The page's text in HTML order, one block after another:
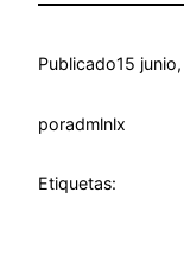
Publicado15
poradmlnlx
Etiquetas: